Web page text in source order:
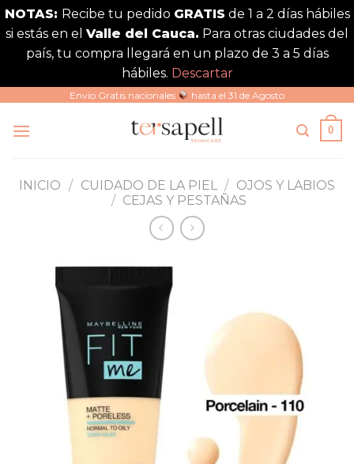
NOTAS: Recibe tu pedido GRATIS de 1 a 2 días hábiles
si estás en el Valle del Cauca. Para otras ciudades del
país, tu compra llegará en un plazo de 3 a 5 días
hábiles. Descartar
contenido
Envío Gratis nacionales hasta el 31 de Agosto
0
INICIO / CUIDADO DE LA PIEL / OJOS Y LABIOS
/ CEJAS Y PESTAÑAS